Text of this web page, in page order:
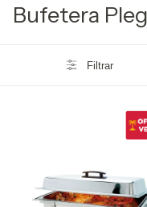
Bufetera
Filtrar